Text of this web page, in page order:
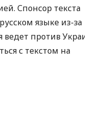
Спонсор текста
языке из-за
ведет против
с текстом на